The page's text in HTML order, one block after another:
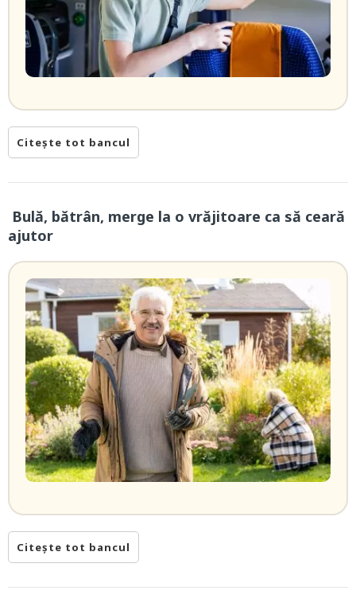
Citește tot bancul
Bulă, bătrân, merge la o vrăjitoare ca să ceară
ajutor
Citește tot bancul